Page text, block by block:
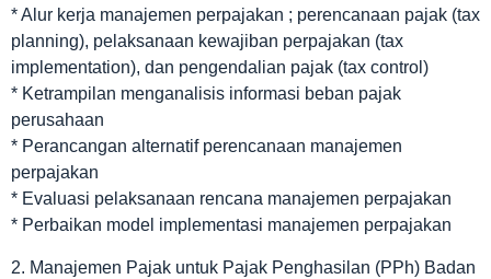
* Alur kerja manajemen perpajakan ; perencanaan pajak (tax
planning), pelaksanaan kewajiban perpajakan (tax
implementation), dan pengendalian pajak (tax control)
* Ketrampilan menganalisis informasi beban pajak
perusahaan
* Perancangan alternatif perencanaan manajemen
perpajakan
* Evaluasi pelaksanaan rencana manajemen perpajakan
* Perbaikan model implementasi manajemen perpajakan
2. Manajemen Pajak untuk Pajak Penghasilan (PPh) Badan